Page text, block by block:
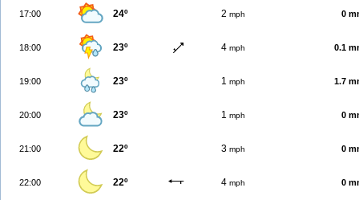
17:00 24º 2 mph 0
18:00 23º 4 mph 0.1
19:00 23º 1 mph 1.7
20:00 23º 1 mph 0
21:00 22º 3 mph 0
22:00 22º 4 mph 0